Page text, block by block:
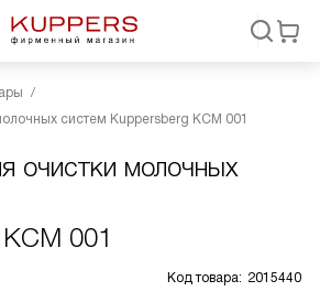
систем Kuppersberg KCM 001
очистки молочных
001
Код товара: 2015440